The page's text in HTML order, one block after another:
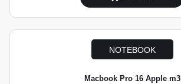
NOTEBOOK
Macbook Pro 16 Apple m3